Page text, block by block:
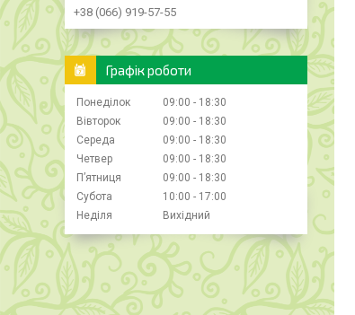
+38 (066) 919-57-55
Графік роботи
Понеділок 09:00
18:30
Вівторок
09:00
18:30
Середа
09:00
18:30
Четвер
09:00
18:30
Пʼятниця
09:00
18:30
Субота
10:00
17:00
Неділя
Вихідний